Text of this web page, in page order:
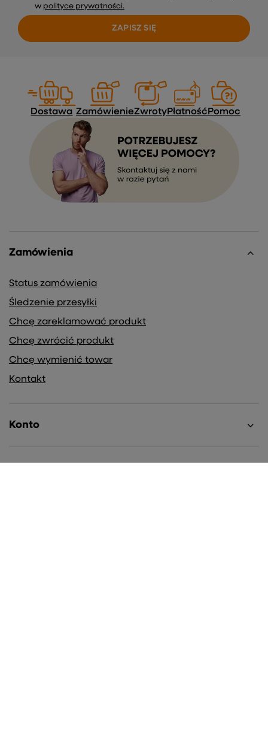
w polityce prywatności.
ZAPISZ SIĘ
Dostawa ZamówienieZwrotyPłatnośćPomoc
Zamówienia
Status zamówienia
Śledzenie przesyłki
Chcę zareklamować produkt
Chcę zwrócić produkt
Chcę wymienić towar
Kontakt
Konto